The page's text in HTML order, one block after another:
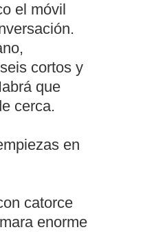
el móvil
cortos y
que
cerca.
en
catorce
enorme